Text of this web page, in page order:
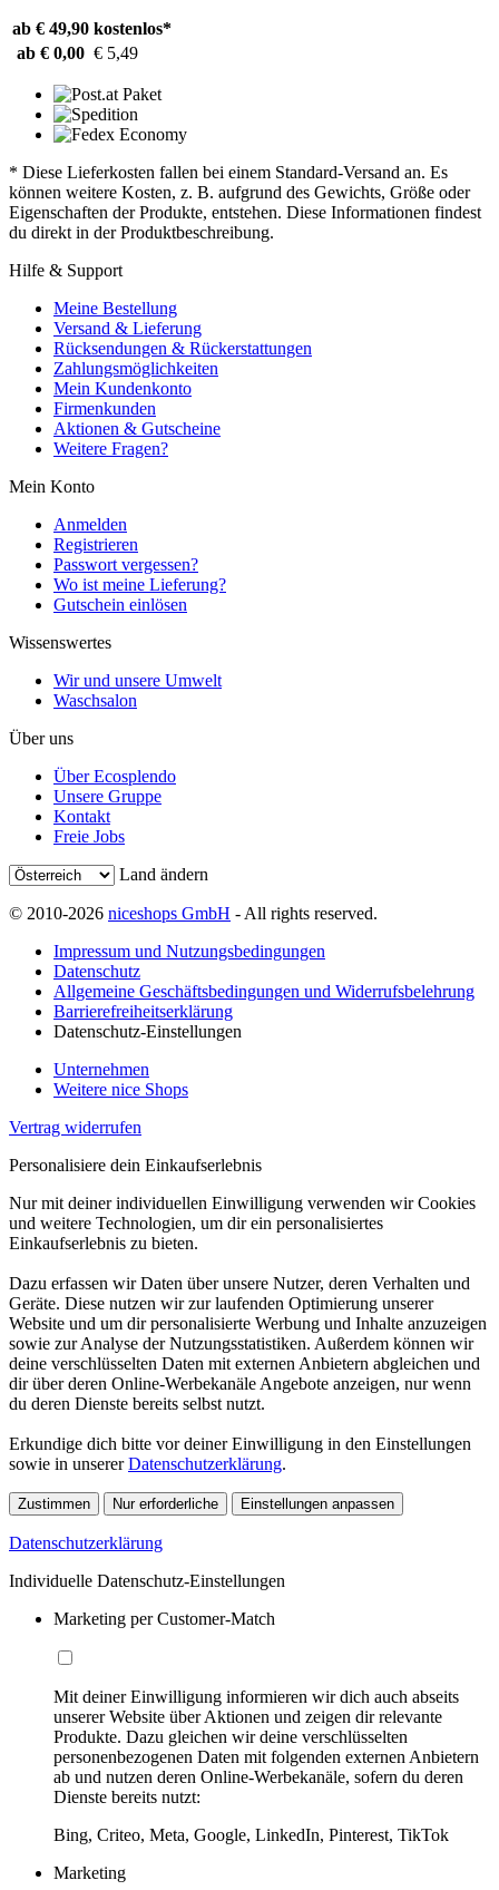
ab € 49,90 kostenlos*
ab € 0,00 € 5,49
* Diese Lieferkosten fallen bei einem Standard-Versand an. Es
können weitere Kosten, z. B. aufgrund des Gewichts, Größe oder
Eigenschaften der Produkte, entstehen. Diese Informationen findest
du direkt in der Produktbeschreibung.
Hilfe & Support
Meine Bestellung
Versand & Lieferung
Rücksendungen & Rückerstattungen
Zahlungsmöglichkeiten
Mein Kundenkonto
Firmenkunden
Aktionen & Gutscheine
Weitere Fragen?
Mein Konto
Anmelden
Registrieren
Passwort vergessen?
Wo ist meine Lieferung?
Gutschein einlösen
Wissenswertes
Wir und unsere Umwelt
Waschsalon
Über uns
Über Ecosplendo
Unsere Gruppe
Kontakt
Freie Jobs
Land ändern
© 2010-2026 niceshops GmbH - All rights reserved.
Impressum und Nutzungsbedingungen
Datenschutz
Allgemeine Geschäftsbedingungen und Widerrufsbelehrung
Barrierefreiheitserklärung
Datenschutz-Einstellungen
Unternehmen
Weitere nice Shops
Vertrag widerrufen
Personalisiere dein Einkaufserlebnis
Nur mit deiner individuellen Einwilligung verwenden wir Cookies
und weitere Technologien, um dir ein personalisiertes
Einkaufserlebnis zu bieten.
Dazu erfassen wir Daten über unsere Nutzer, deren Verhalten und
Geräte. Diese nutzen wir zur laufenden Optimierung unserer
Website und um dir personalisierte Werbung und Inhalte anzuzeigen
sowie zur Analyse der Nutzungsstatistiken. Außerdem können wir
deine verschlüsselten Daten mit externen Anbietern abgleichen und
dir über deren Online-Werbekanäle Angebote anzeigen, nur wenn
du deren Dienste bereits selbst nutzt.
Erkundige dich bitte vor deiner Einwilligung in den Einstellungen
sowie in unsererDatenschutzerklärung.
Zustimmen Nur erforderliche Einstellungen anpassen
Datenschutzerklärung
Individuelle Datenschutz-Einstellungen
Marketing per Customer-Match
Mit deiner Einwilligung informieren wir dich auch abseits
unserer Website über Aktionen und zeigen dir relevante
Produkte. Dazu gleichen wir deine verschlüsselten
personenbezogenen Daten mit folgenden externen Anbietern
ab und nutzen deren Online-Werbekanäle, sofern du deren
Dienste bereits nutzt:
Bing, Criteo, Meta, Google, LinkedIn, Pinterest, TikTok
Marketing